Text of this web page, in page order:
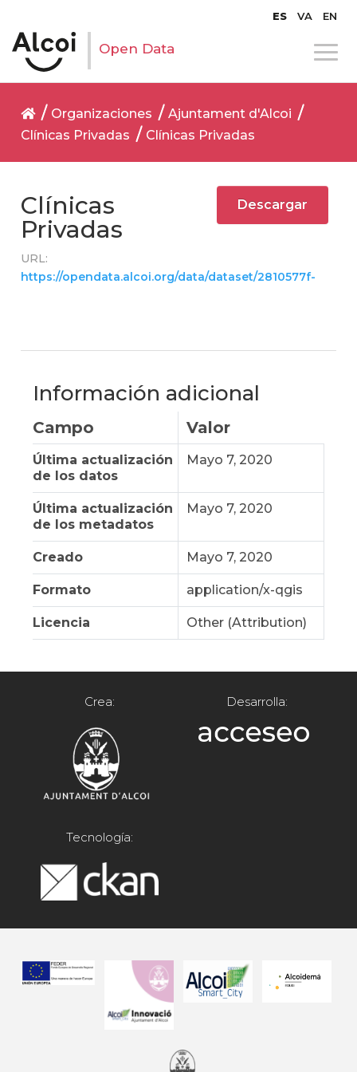
ES VA EN
Open Data
Organizaciones
Ajuntament d'Alcoi
Clínicas Privadas
Clínicas Privadas
Descargar
Clínicas
Privadas
URL:
https://opendata.alcoi.org/data/dataset/2810577f-9625-
Información adicional
Campo Valor
Última actualización
de los datos
Mayo 7, 2020
Última actualización
de los metadatos
Mayo 7, 2020
Creado Mayo 7, 2020
Formato application/x-qgis
Licencia Other (Attribution)
Crea: Desarrolla:
Tecnología: